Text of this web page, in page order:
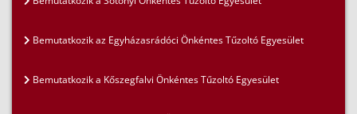
Bemutatkozik az Egyházasrádóci Önkéntes Tűzoltó Egyesület
Bemutatkozik a Kőszegfalvi Önkéntes Tűzoltó Egyesület